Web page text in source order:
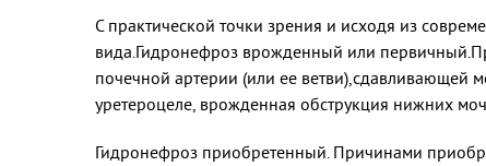
С практической точки зрения и исходя из
вида.Гидронефроз врожденный или
почечной артерии (или ее ветви),сдавливающей
уретероцеле, врожденная обструкция нижних
Гидронефроз приобретенный. Причинами